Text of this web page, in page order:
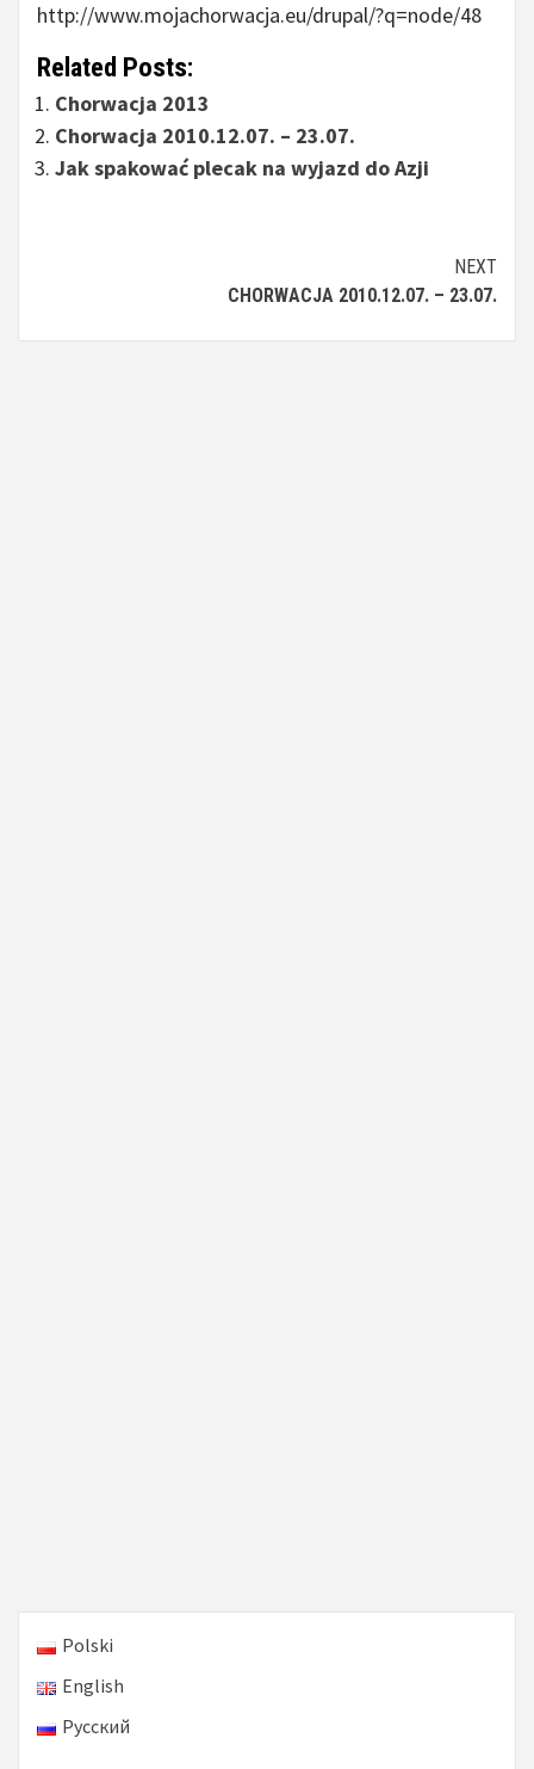
http://www.mojachorwacja.eu/drupal/?q=node/48
Related Posts:
Chorwacja 2013
Chorwacja 2010.12.07. – 23.07.
Jak spakować plecak na wyjazd do Azji
NEXT
CHORWACJA 2010.12.07. – 23.07.
Polski
English
Русский